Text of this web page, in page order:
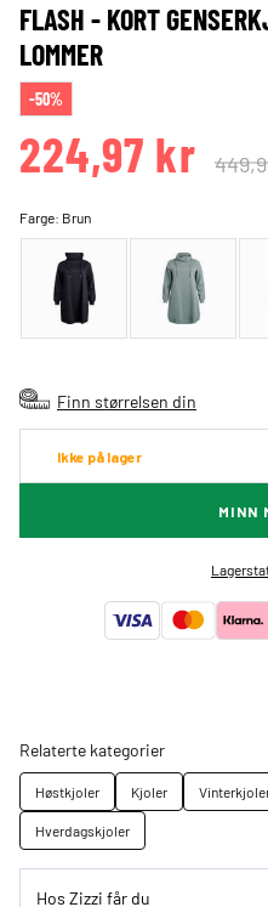
FLASH - KORT
LOMMER
-50%
224,97 kr
Farge: Brun
Finn størrelsen din
Ikke på lager
MINN
Relaterte kategorier
Høstkjoler Kjoler
Hverdagskjoler
Hos Zizzi får du